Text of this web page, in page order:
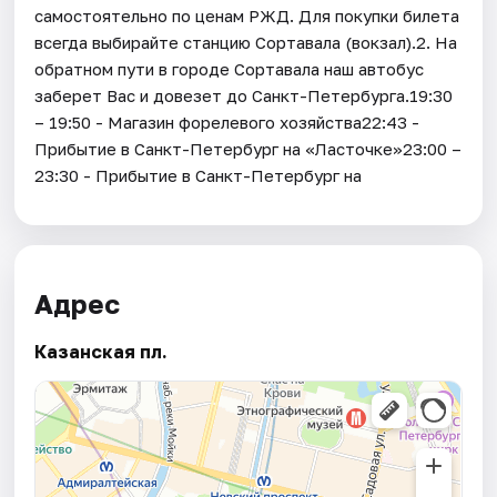
самостоятельно по ценам РЖД. Для покупки билета
всегда выбирайте станцию Сортавала (вокзал).2. На
обратном пути в городе Сортавала наш автобус
заберет Вас и довезет до Санкт-Петербурга.19:30
– 19:50 - Магазин форелевого хозяйства22:43 -
Прибытие в Санкт-Петербург на «Ласточке»23:00 –
23:30 - Прибытие в Санкт-Петербург на
Адрес
Казанская пл.